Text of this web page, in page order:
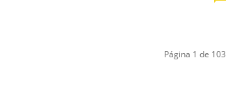
Página 1 de 103